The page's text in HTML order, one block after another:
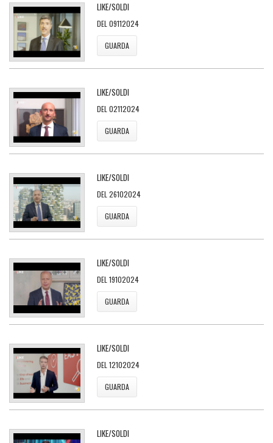
LIKE/SOLDI
DEL 09112024
GUARDA
LIKE/SOLDI
DEL 02112024
GUARDA
LIKE/SOLDI
DEL 26102024
GUARDA
LIKE/SOLDI
DEL 19102024
GUARDA
LIKE/SOLDI
DEL 12102024
GUARDA
LIKE/SOLDI